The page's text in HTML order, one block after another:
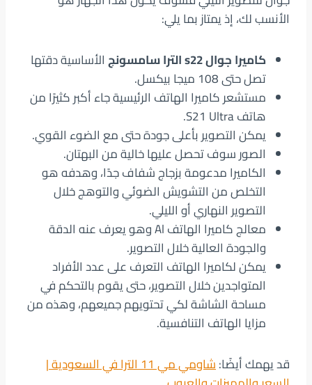
الأنسب لك، إذ يمتاز بما يلي:
كاميرا جوال s22 الترا سامسونج
الأساسية دقتها
تصل حتى 108 ميجا بيكسل.
مستشعر كاميرا الهاتف الرئيسية جاء أكبر كثيرًا من
هاتف S21 Ultra.
يمكن التصوير بأعلى جودة حتى مع الضوء القوي.
الصور سوف تحصل عليها خالية من البهتان.
الكاميرا مدعومة بزجاج شفاف جدًا، وهدفه هو
التخلص من التشويش الضوئي والتوهج خلال
التصوير النهاري أو الليلي.
معالج كاميرا الهاتف Al وهو يعرف عنه الدقة
والجودة العالية خلال التصوير.
يمكن لكاميرا الهاتف التعرف على عدد الأفراد
المتواجدين خلال التصوير، حتى يقوم بالتحكم في
مساحة الشاشة لكي تحتويهم جميعهم، وهذه من
مزايا الهاتف التنافسية.
قد يهمك أيضًا:
شاومي مي 11 الترا في السعودية |